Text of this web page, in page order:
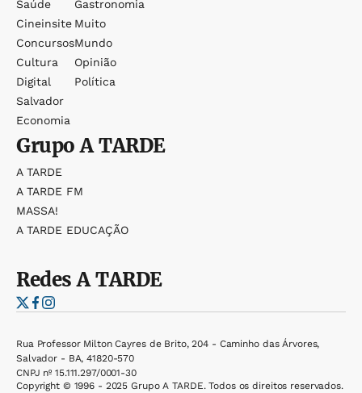
Saúde
Cineinsite
Concursos
Cultura
Digital
Salvador
Economia
Gastronomia
Muito
Mundo
Opinião
Política
GrupoA TARDE
A TARDE
A TARDE FM
MASSA!
A TARDE EDUCAÇÃO
RedesA TARDE
Rua Professor Milton Cayres de Brito, 204 - Caminho das Árvores,
Salvador - BA, 41820-570
CNPJ nº 15.111.297/0001-30
Copyright © 1996 - 2025 Grupo A TARDE. Todos os direitos reservados.